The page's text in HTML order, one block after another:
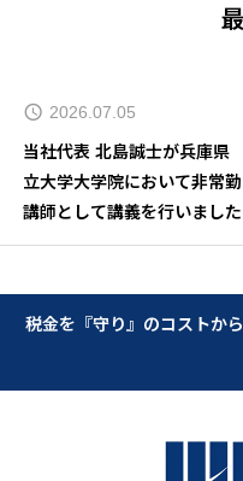
2026.07.05
当社代表 北島誠士が兵庫県
立大学大学院において非常勤
講師として講義を行いました
税金を『守り』のコストか